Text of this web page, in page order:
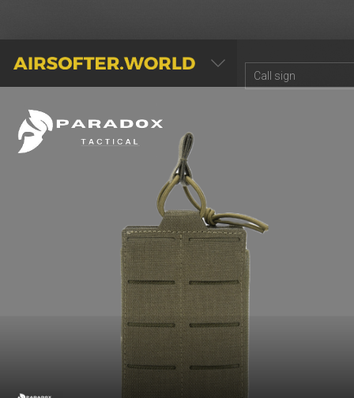
AIRSOFTER.WORLD